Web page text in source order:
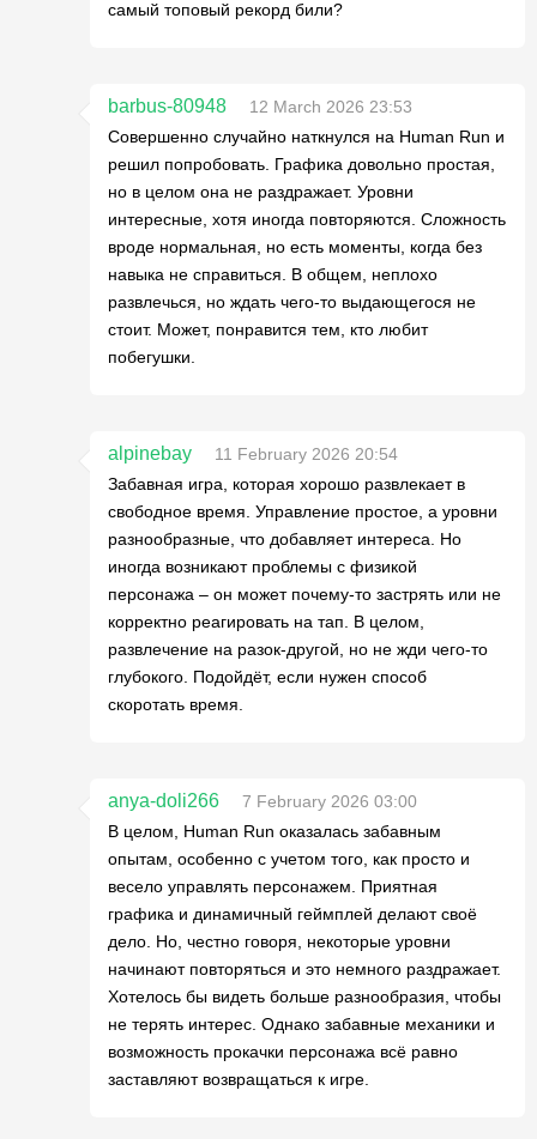
самый топовый рекорд били?
barbus-80948
12 March 2026 23:53
Совершенно случайно наткнулся на Human Run и
решил попробовать. Графика довольно простая,
но в целом она не раздражает. Уровни
интересные, хотя иногда повторяются. Сложность
вроде нормальная, но есть моменты, когда без
навыка не справиться. В общем, неплохо
развлечься, но ждать чего-то выдающегося не
стоит. Может, понравится тем, кто любит
побегушки.
alpinebay
11 February 2026 20:54
Забавная игра, которая хорошо развлекает в
свободное время. Управление простое, а уровни
разнообразные, что добавляет интереса. Но
иногда возникают проблемы с физикой
персонажа – он может почему-то застрять или не
корректно реагировать на тап. В целом,
развлечение на разок-другой, но не жди чего-то
глубокого. Подойдёт, если нужен способ
скоротать время.
anya-doli266
7 February 2026 03:00
В целом, Human Run оказалась забавным
опытам, особенно с учетом того, как просто и
весело управлять персонажем. Приятная
графика и динамичный геймплей делают своё
дело. Но, честно говоря, некоторые уровни
начинают повторяться и это немного раздражает.
Хотелось бы видеть больше разнообразия, чтобы
не терять интерес. Однако забавные механики и
возможность прокачки персонажа всё равно
заставляют возвращаться к игре.